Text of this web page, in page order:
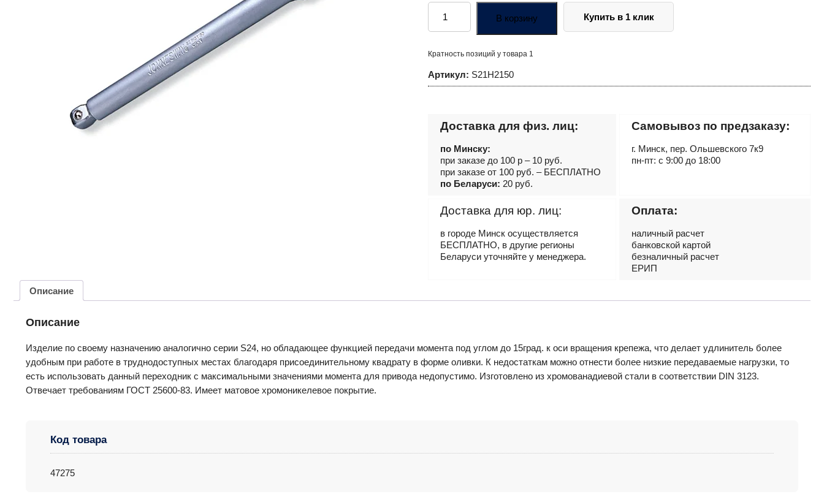
Количество
товара
S21H2150
Удлинитель
1/4"DR,
мм
В корзину Купить в 1 клик
Кратность позиций у товара 1
Артикул: S21H2150
Доставка для физ. лиц:
по Минску:
при заказе до 100 р – 10 руб.
при заказе от 100 руб. – БЕСПЛАТНО
по Беларуси: 20 руб.
Самовывоз по предзаказу:
г. Минск, пер. Ольшевского 7к9
пн-пт: с 9:00 до 18:00
Доставка для юр. лиц:
в городе Минск осуществляется
БЕСПЛАТНО, в другие регионы
Беларуси уточняйте у менеджера.
Оплата:
наличный расчет
банковской картой
безналичный расчет
ЕРИП
Описание
Описание
Изделие по своему назначению аналогично серии S24, но обладающее функцией передачи момента под углом до 15град. к оси вращения крепежа, что делает удлинитель более
удобным при работе в труднодоступных местах благодаря присоединительному квадрату в форме оливки. К недостаткам можно отнести более низкие передаваемые нагрузки, то
есть использовать данный переходник с максимальными значениями момента для привода недопустимо. Изготовлено из хромованадиевой стали в соответствии DIN 3123.
Отвечает требованиям ГОСТ 25600-83. Имеет матовое хромоникелевое покрытие.
Код товара
47275